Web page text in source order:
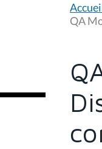
o
u
s
QA